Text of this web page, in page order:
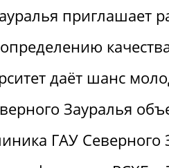
приглашает
даёт шанс
Зауралья
ГАУ Северного